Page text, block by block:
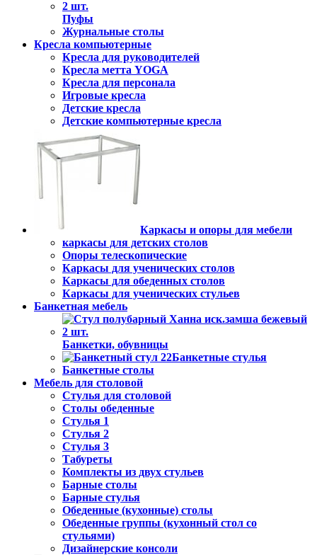
Пуфы
Журнальные столы
Кресла компьютерные
Кресла для руководителей
Кресла метта YOGA
Кресла для персонала
Игровые кресла
Детские кресла
Детские компьютерные кресла
Каркасы и опоры для мебели
каркасы для детских столов
Опоры телескопические
Каркасы для ученических столов
Каркасы для обеденных столов
Каркасы для ученических стульев
Банкетная мебель
Банкетки, обувницы
Банкетные стулья
Банкетные столы
Мебель для столовой
Стулья для столовой
Столы обеденные
Стулья 1
Стулья 2
Стулья 3
Табуреты
Комплекты из двух стульев
Барные столы
Барные стулья
Обеденные (кухонные) столы
Обеденные группы (кухонный стол со
стульями)
Дизайнерские консоли